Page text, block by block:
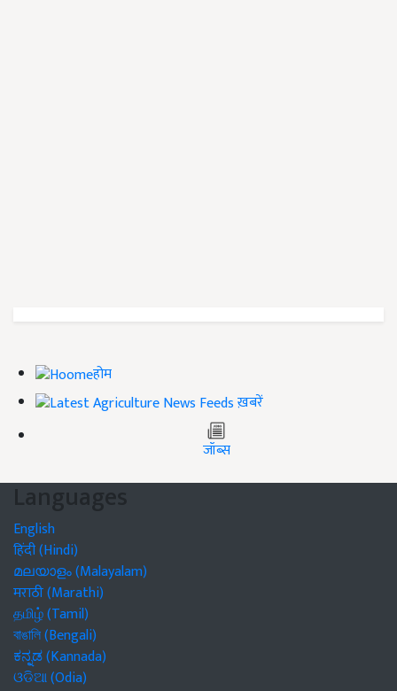
होम
ख़बरें
जॉब्स
Languages
English
हिंदी (Hindi)
മലയാളം (Malayalam)
मराठी (Marathi)
தமிழ் (Tamil)
বাঙালি (Bengali)
ಕನ್ನಡ (Kannada)
ଓଡିଆ (Odia)